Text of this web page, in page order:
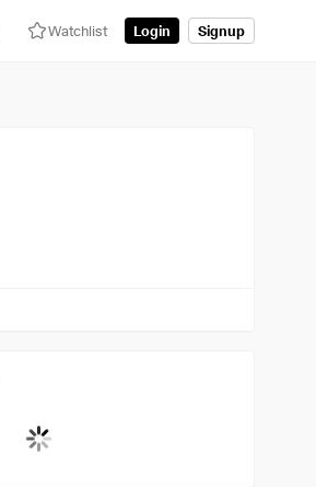
Watchlist Login Signup